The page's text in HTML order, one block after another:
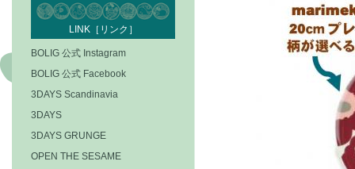
LINK［リンク］
BOLIG 公式 Instagram
BOLIG 公式 Facebook
3DAYS Scandinavia
3DAYS
3DAYS GRUNGE
OPEN THE SESAME